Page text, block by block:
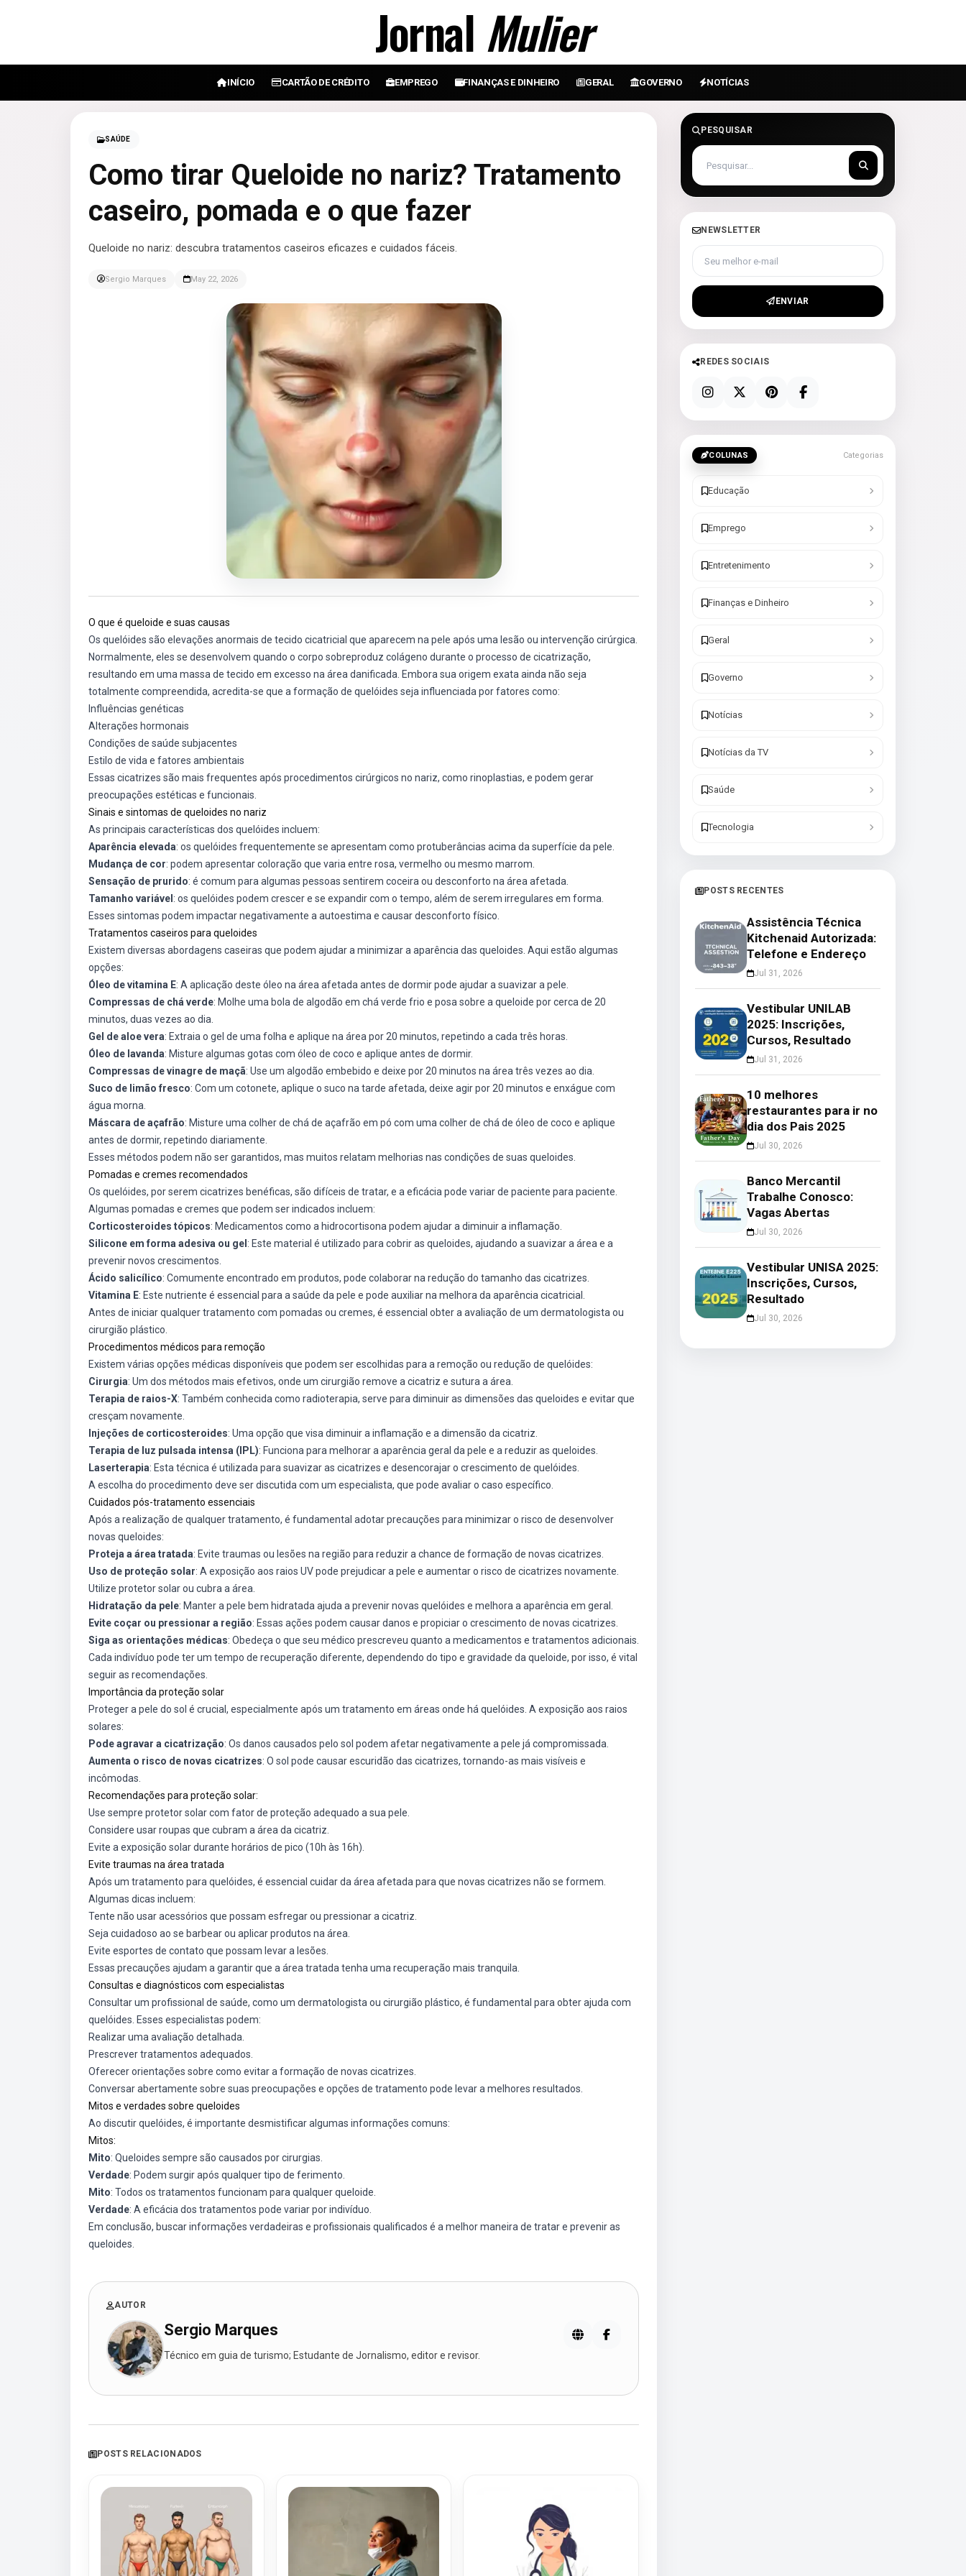
Jornal Mulier
INÍCIO CARTÃO DE CRÉDITO EMPREGO FINANÇAS E DINHEIRO GERAL GOVERNO NOTÍCIAS
SAÚDE
Como tirar Queloide no nariz? Tratamento
caseiro, pomada e o que fazer
Queloide no nariz: descubra tratamentos caseiros eficazes e cuidados fáceis.
Sergio Marques May 22, 2026
O que é queloide e suas causas
Os quelóides são elevações anormais de tecido cicatricial que aparecem na pele após uma lesão ou intervenção cirúrgica.
Normalmente, eles se desenvolvem quando o corpo sobreproduz colágeno durante o processo de cicatrização,
resultando em uma massa de tecido em excesso na área danificada. Embora sua origem exata ainda não seja
totalmente compreendida, acredita-se que a formação de quelóides seja influenciada por fatores como:
Influências genéticas
Alterações hormonais
Condições de saúde subjacentes
Estilo de vida e fatores ambientais
Essas cicatrizes são mais frequentes após procedimentos cirúrgicos no nariz, como rinoplastias, e podem gerar
preocupações estéticas e funcionais.
Sinais e sintomas de queloides no nariz
As principais características dos quelóides incluem:
Aparência elevada: os quelóides frequentemente se apresentam como protuberâncias acima da superfície da pele.
Mudança de cor: podem apresentar coloração que varia entre rosa, vermelho ou mesmo marrom.
Sensação de prurido: é comum para algumas pessoas sentirem coceira ou desconforto na área afetada.
Tamanho variável : os quelóides podem crescer e se expandir com o tempo, além de serem irregulares em forma.
Esses sintomas podem impactar negativamente a autoestima e causar desconforto físico.
Tratamentos caseiros para queloides
Existem diversas abordagens caseiras que podem ajudar a minimizar a aparência das queloides. Aqui estão algumas
opções:
Óleo de vitamina E: A aplicação deste óleo na área afetada antes de dormir pode ajudar a suavizar a pele.
Compressas de chá verde: Molhe uma bola de algodão em chá verde frio e posa sobre a queloide por cerca de 20
minutos, duas vezes ao dia.
Gel de aloe vera: Extraia o gel de uma folha e aplique na área por 20 minutos, repetindo a cada três horas.
Óleo de lavanda: Misture algumas gotas com óleo de coco e aplique antes de dormir.
Compressas de vinagre de maçã: Use um algodão embebido e deixe por 20 minutos na área três vezes ao dia.
Suco de limão fresco: Com um cotonete, aplique o suco na tarde afetada, deixe agir por 20 minutos e enxágue com
água morna.
Máscara de açafrão: Misture uma colher de chá de açafrão em pó com uma colher de chá de óleo de coco e aplique
antes de dormir, repetindo diariamente.
Esses métodos podem não ser garantidos, mas muitos relatam melhorias nas condições de suas queloides.
Pomadas e cremes recomendados
Os quelóides, por serem cicatrizes benéficas, são difíceis de tratar, e a eficácia pode variar de paciente para paciente.
Algumas pomadas e cremes que podem ser indicados incluem:
Corticosteroides tópicos: Medicamentos como a hidrocortisona podem ajudar a diminuir a inflamação.
Silicone em forma adesiva ou gel : Este material é utilizado para cobrir as queloides, ajudando a suavizar a área e a
prevenir novos crescimentos.
Ácido salicílico: Comumente encontrado em produtos, pode colaborar na redução do tamanho das cicatrizes.
Vitamina E: Este nutriente é essencial para a saúde da pele e pode auxiliar na melhora da aparência cicatricial.
Antes de iniciar qualquer tratamento com pomadas ou cremes, é essencial obter a avaliação de um dermatologista ou
cirurgião plástico.
Procedimentos médicos para remoção
Existem várias opções médicas disponíveis que podem ser escolhidas para a remoção ou redução de quelóides:
Cirurgia: Um dos métodos mais efetivos, onde um cirurgião remove a cicatriz e sutura a área.
Terapia de raios-X: Também conhecida como radioterapia, serve para diminuir as dimensões das queloides e evitar que
cresçam novamente.
Injeções de corticosteroides: Uma opção que visa diminuir a inflamação e a dimensão da cicatriz.
Terapia de luz pulsada intensa (IPL): Funciona para melhorar a aparência geral da pele e a reduzir as queloides.
Laserterapia: Esta técnica é utilizada para suavizar as cicatrizes e desencorajar o crescimento de quelóides.
A escolha do procedimento deve ser discutida com um especialista, que pode avaliar o caso específico.
Cuidados pós-tratamento essenciais
Após a realização de qualquer tratamento, é fundamental adotar precauções para minimizar o risco de desenvolver
novas queloides:
Proteja a área tratada: Evite traumas ou lesões na região para reduzir a chance de formação de novas cicatrizes.
Uso de proteção solar: A exposição aos raios UV pode prejudicar a pele e aumentar o risco de cicatrizes novamente.
Utilize protetor solar ou cubra a área.
Hidratação da pele: Manter a pele bem hidratada ajuda a prevenir novas quelóides e melhora a aparência em geral.
Evite coçar ou pressionar a região: Essas ações podem causar danos e propiciar o crescimento de novas cicatrizes.
Siga as orientações médicas: Obedeça o que seu médico prescreveu quanto a medicamentos e tratamentos adicionais.
Cada indivíduo pode ter um tempo de recuperação diferente, dependendo do tipo e gravidade da queloide, por isso, é vital
seguir as recomendações.
Importância da proteção solar
Proteger a pele do sol é crucial, especialmente após um tratamento em áreas onde há quelóides. A exposição aos raios
solares:
Pode agravar a cicatrização: Os danos causados pelo sol podem afetar negativamente a pele já compromissada.
Aumenta o risco de novas cicatrizes: O sol pode causar escuridão das cicatrizes, tornando-as mais visíveis e
incômodas.
Recomendações para proteção solar:
Use sempre protetor solar com fator de proteção adequado a sua pele.
Considere usar roupas que cubram a área da cicatriz.
Evite a exposição solar durante horários de pico (10h às 16h).
Evite traumas na área tratada
Após um tratamento para quelóides, é essencial cuidar da área afetada para que novas cicatrizes não se formem.
Algumas dicas incluem:
Tente não usar acessórios que possam esfregar ou pressionar a cicatriz.
Seja cuidadoso ao se barbear ou aplicar produtos na área.
Evite esportes de contato que possam levar a lesões.
Essas precauções ajudam a garantir que a área tratada tenha uma recuperação mais tranquila.
Consultas e diagnósticos com especialistas
Consultar um profissional de saúde, como um dermatologista ou cirurgião plástico, é fundamental para obter ajuda com
quelóides. Esses especialistas podem:
Realizar uma avaliação detalhada.
Prescrever tratamentos adequados.
Oferecer orientações sobre como evitar a formação de novas cicatrizes.
Conversar abertamente sobre suas preocupações e opções de tratamento pode levar a melhores resultados.
Mitos e verdades sobre queloides
Ao discutir quelóides, é importante desmistificar algumas informações comuns:
Mitos:
Mito: Queloides sempre são causados por cirurgias.
Verdade: Podem surgir após qualquer tipo de ferimento.
Mito: Todos os tratamentos funcionam para qualquer queloide.
Verdade: A eficácia dos tratamentos pode variar por indivíduo.
Em conclusão, buscar informações verdadeiras e profissionais qualificados é a melhor maneira de tratar e prevenir as
queloides.
AUTOR
Sergio Marques
Técnico em guia de turismo; Estudante de Jornalismo, editor e revisor.
POSTS RELACIONADOS
PESQUISAR
NEWSLETTER
Seu melhor e-mail
ENVIAR
REDES SOCIAIS
COLUNAS Categorias
Educação
Emprego
Entretenimento
Finanças e Dinheiro
Geral
Governo
Notícias
Notícias da TV
Saúde
Tecnologia
POSTS RECENTES
Assistência Técnica
Kitchenaid Autorizada:
Telefone e Endereço
Jul 31, 2026
Vestibular UNILAB
2025: Inscrições,
Cursos, Resultado
Jul 31, 2026
10 melhores
restaurantes para ir no
dia dos Pais 2025
Jul 30, 2026
Banco Mercantil
Trabalhe Conosco:
Vagas Abertas
Jul 30, 2026
Vestibular UNISA 2025:
Inscrições, Cursos,
Resultado
Jul 30, 2026